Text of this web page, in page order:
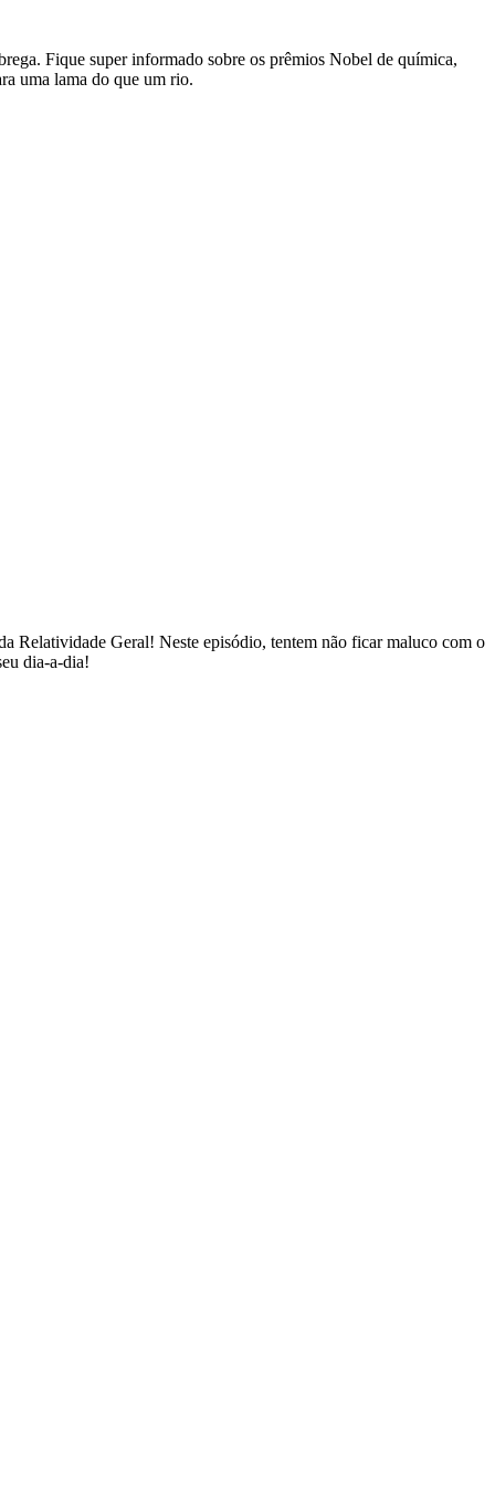
Fique super informado sobre os prêmios Nobel de química,
uma lama do que um rio.
Relatividade Geral! Neste episódio, tentem não ficar maluco com o
dia-a-dia!